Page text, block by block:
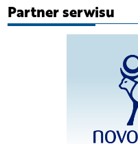
Partner serwisu